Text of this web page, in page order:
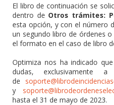
El libro de continuación se
dentro de Otros trámites:
esta opción, y con el número
un segundo libro de órdenes
el formato en el caso de libro
Optimiza nos ha indicado
dudas, exclusivamente
de
y
hasta el 31 de mayo de 2023.